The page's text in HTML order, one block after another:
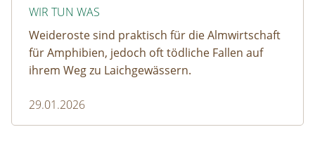
WIR TUN WAS
Weideroste sind praktisch für die Almwirtschaft
für Amphibien, jedoch oft tödliche Fallen auf
ihrem Weg zu Laichgewässern.
29.01.2026